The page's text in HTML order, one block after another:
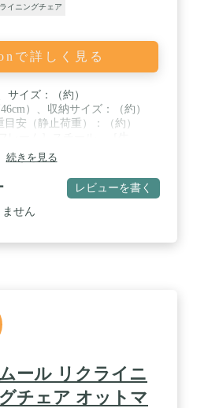
イニングチェア
で詳しく見る
サイズ：（約）
）、収納サイズ：（約）
目安（静止荷重）：（約）
/ 背もたれは無段階で調整が
ゆったり寛ぐことができます
れたテスリンメッシュ製シー
着脱式サイドトレー付。
続きを見る
レビューを書く
せん
ール リクライニ
チェア オットマ